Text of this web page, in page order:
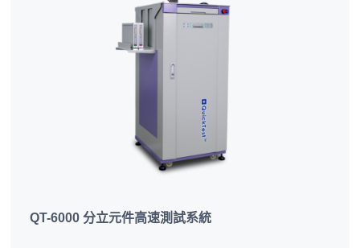
QT-6000 分立元件高速測試系統